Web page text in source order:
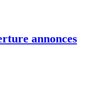
annonces